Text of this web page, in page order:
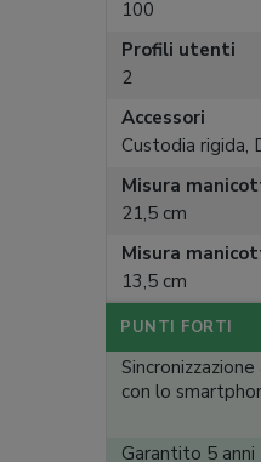
100
Profili utenti
2
Accessori
Custodia rigida,
Misura
21,5 cm
Misura
13,5 cm
PUNTI FORTI
con lo
Garantito 5 anni